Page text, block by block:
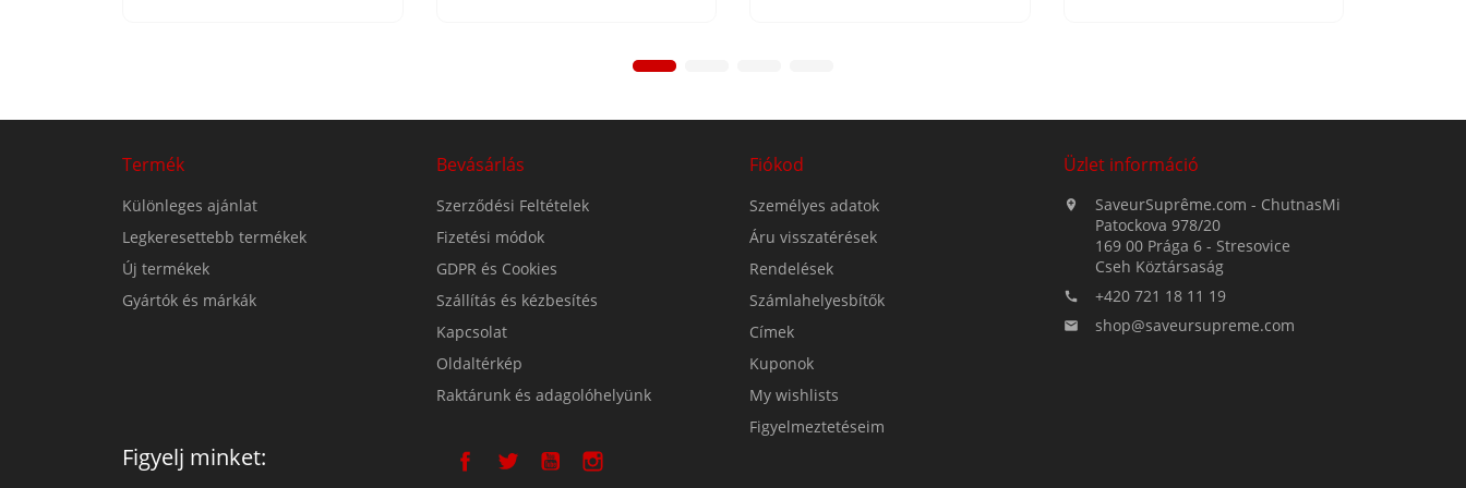
Termék
Különleges ajánlat
Legkeresettebb termékek
Új termékek
Gyártók és márkák
Bevásárlás
Szerződési Feltételek
Fizetési módok
GDPR és Cookies
Szállítás és kézbesítés
Kapcsolat
Oldaltérkép
Raktárunk és adagolóhelyünk
Fiókod
Személyes adatok
Áru visszatérések
Rendelések
Számlahelyesbítők
Címek
Kuponok
My wishlists
Figyelmeztetéseim
Üzlet információ

SaveurSuprême.com - ChutnasMi
Patockova 978/20
169 00 Prága 6 - Stresovice
Cseh Köztársaság
 +420 721 18 11 19
 shop@saveursupreme.com
Figyelj minket: